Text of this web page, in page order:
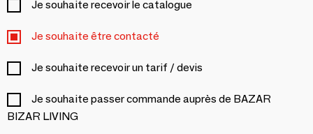
Je souhaite recevoir le catalogue
Je souhaite être contacté
Je souhaite recevoir un tarif / devis
Je souhaite passer commande auprès de BAZAR
BIZAR LIVING